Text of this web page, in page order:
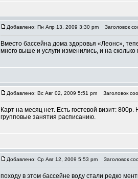
Добавлено: Пн Апр 13, 2009 3:30 pm Заголовок
Вместо бассейна дома здоровья «Леонс»,
много выше и услуги изменились, и на
Добавлено: Вс Авг 02, 2009 5:51 pm Заголовок
Карт на месяц нет. Есть гостевой визит:
групповые занятия расписанию.
Добавлено: Ср Авг 12, 2009 5:53 pm Заголовок
походу в этом бассейне воду стали редко